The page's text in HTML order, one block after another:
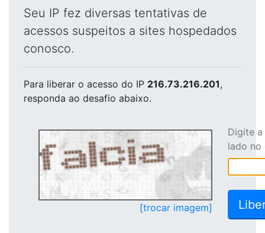
Seu IP fez diversas tentativas de
acessos suspeitos a sites hospedados
conosco.
Para liberar o acesso do IP 216.73.216.201,
responda ao desafio abaixo.
[trocar imagem]
Digite
lado no